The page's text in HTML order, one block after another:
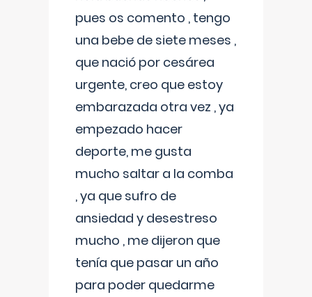
pues os comento , tengo
una bebe de siete meses ,
que nació por cesárea
urgente, creo que estoy
embarazada otra vez , ya
empezado hacer
deporte, me gusta
mucho saltar a la comba
, ya que sufro de
ansiedad y desestreso
mucho , me dijeron que
tenía que pasar un año
para poder quedarme